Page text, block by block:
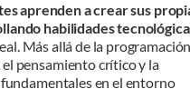
aprenden a crear sus
habilidades
Más allá de la
pensamiento crítico y la
en el entorno